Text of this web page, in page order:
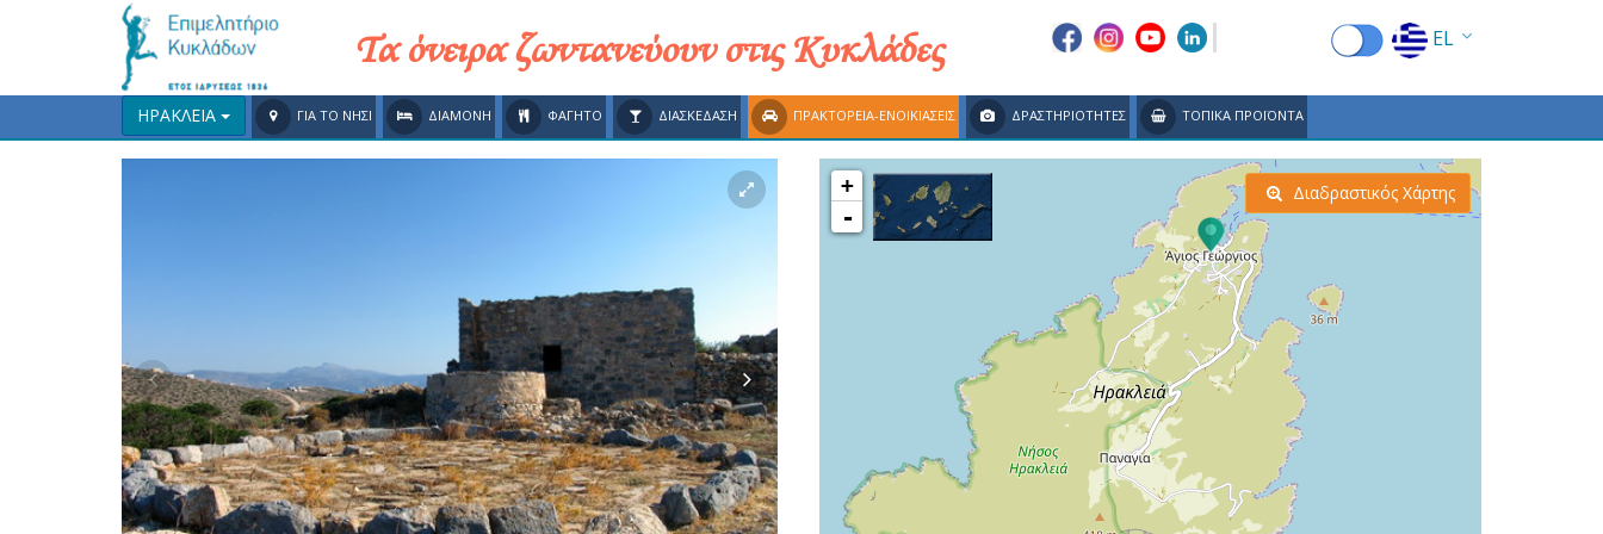
Τα όνειρα ζωντανεύουν στις Κυκλάδες EL
EN
FR
DE
ΗΡΑΚΛΕΙΑ ΓΙΑ ΤΟ ΝΗΣΙ ΔΙΑΜΟΝΗ ΦΑΓΗΤΟ ΔΙΑΣΚΕΔΑΣΗ ΠΡΑΚΤΟΡΕΙΑ-ΕΝΟΙΚΙΑΣΕΙΣ ΔΡΑΣΤΗΡΙΟΤΗΤΕΣ ΤΟΠΙΚΑ ΠΡΟΪΟΝΤΑ
+
-
Διαδραστικός Χάρτης